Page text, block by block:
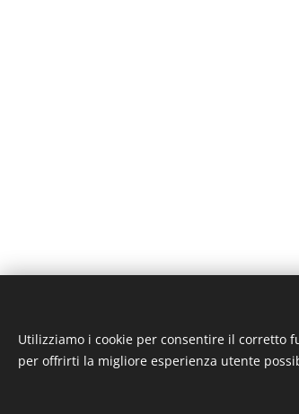
Utilizziamo i cookie per consentire il corretto
per offrirti la migliore esperienza utente